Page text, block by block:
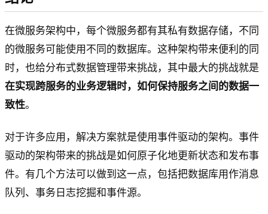
在微服务架构中，每个微服务都有其私有数据存储，不同
的微服务可能使用不同的数据库。这种架构带来便利的同
时，也给分布式数据管理带来挑战，其中最大的挑战就是
在实现跨服务的业务逻辑时，如何保持服务之间的数据一
致性。
对于许多应用，解决方案就是使用事件驱动的架构。事件
驱动的架构带来的挑战是如何原子化地更新状态和发布事
件。有几个方法可以做到这一点，包括把数据库用作消息
队列、事务日志挖掘和事件源。